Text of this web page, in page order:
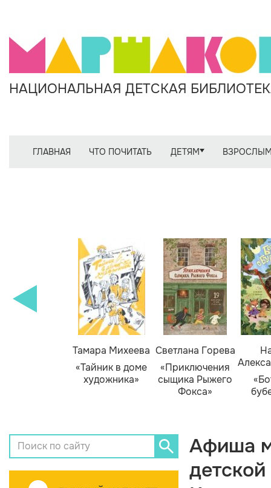
НАЦИОНАЛЬНАЯ ДЕТСКАЯ
ГЛАВНАЯ ЧТО ПОЧИТАТЬ ДЕТЯМ
Тамара Михеева
«Тайник в доме
художника»
Светлана Горева
«Приключения
сыщика Рыжего
Фокса»
Афиша